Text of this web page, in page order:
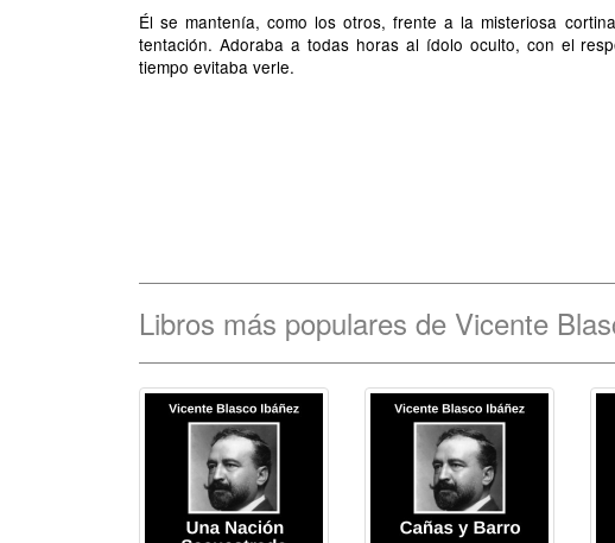
Él se mantenía, como los otros, frente a la misteriosa
tentación. Adoraba a todas horas al ídolo oculto, con el
tiempo evitaba verle.
Libros más populares de Vicente